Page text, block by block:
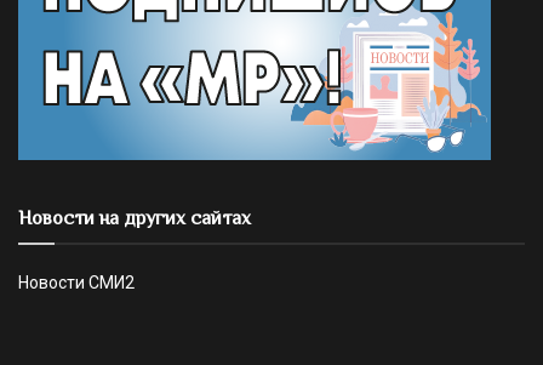
Новости на других сайтах
Новости СМИ2